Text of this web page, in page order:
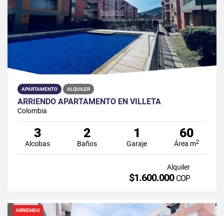
APARTAMENTO ALQUILER
ARRIENDO APARTAMENTO EN VILLETA
Colombia
3
Alcobas
2
Baños
1
Garaje
60
Área m2
Alquiler
$1.600.000 COP
ARRIENDO